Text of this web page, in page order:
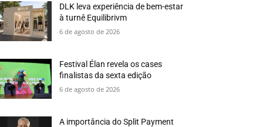
DLK leva experiência de bem-estar
à turnê Equilibrivm
6 de agosto de 2026
Festival Élan revela os cases
finalistas da sexta edição
6 de agosto de 2026
A importância do Split Payment